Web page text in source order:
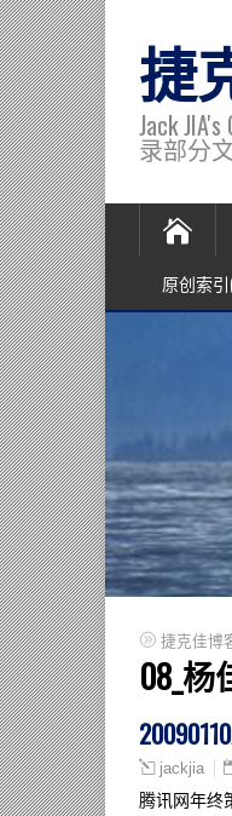
捷
Jack
录部分
原创索引
捷克佳博
08_杨
jackjia
腾讯网年终